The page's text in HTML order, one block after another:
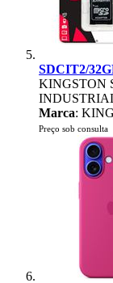
SDCIT2/
KINGSTON
Marca:
Preço sob consulta